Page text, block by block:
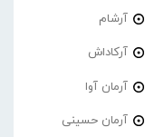
آرشام
آرکاداش
آرمان آوا
آرمان حسینی